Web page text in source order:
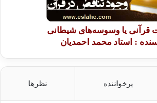
قرآنی یا وسوسه‌های شیطانی
: استاد محمد احمدیان
پرخواننده نظرها